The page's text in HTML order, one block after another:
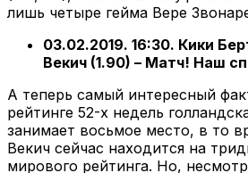
лишь четыре гейма Вере
03.02.2019. 16:30. Кики
Векич (1.90) – Матч! Наш
А теперь самый интересный
рейтинге 52-х недель
занимает восьмое место, в то
Векич сейчас находится на
мирового рейтинга. Но,